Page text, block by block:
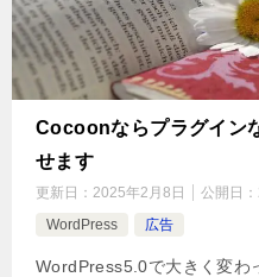
Cocoonならプラグイン
せます
更新日： 2025年2月8日 公開日：
WordPress
広告
WordPress5.0で大きく変わ